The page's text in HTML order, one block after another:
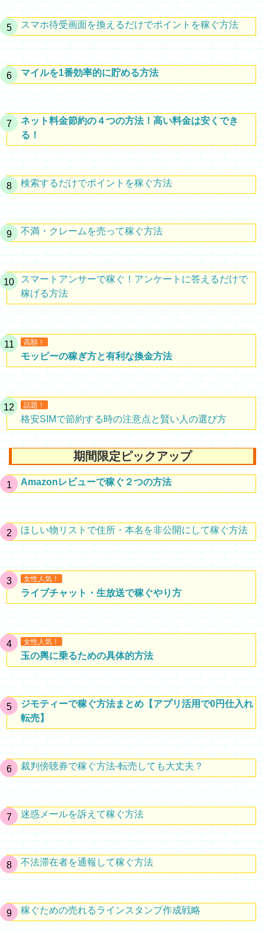
スマホ待受画面を換えるだけでポイントを稼ぐ方法
マイルを1番効率的に貯める方法
ネット料金節約の４つの方法！高い料金は安くでき
る！
検索するだけでポイントを稼ぐ方法
不満・クレームを売って稼ぐ方法
スマートアンサーで稼ぐ！アンケートに答えるだけで
稼げる方法
高額！
モッピーの稼ぎ方と有利な換金方法
話題！
格安SIMで節約する時の注意点と賢い人の選び方
期間限定ピックアップ
Amazonレビューで稼ぐ２つの方法
ほしい物リストで住所・本名を非公開にして稼ぐ方法
女性人気！
ライブチャット・生放送で稼ぐやり方
女性人気！
玉の輿に乗るための具体的方法
ジモティーで稼ぐ方法まとめ【アプリ活用で0円仕入れ
転売】
裁判傍聴券で稼ぐ方法-転売しても大丈夫？
迷惑メールを訴えて稼ぐ方法
不法滞在者を通報して稼ぐ方法
稼ぐための売れるラインスタンプ作成戦略